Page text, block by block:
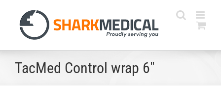
content
TacMed Control wrap 6″